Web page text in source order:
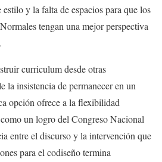
y la falta de espacios para que los
tengan una mejor perspectiva
curriculum desde otras
la insistencia de permanecer en un
opción ofrece a la flexibilidad
un logro del Congreso Nacional
entre el discurso y la intervención que
para el codiseño termina